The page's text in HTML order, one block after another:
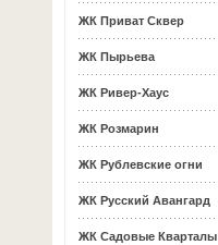
ЖК Приват Сквер
ЖК Пырьева
ЖК Ривер-Хаус
ЖК Розмарин
ЖК Рублевские огни
ЖК Русский Авангард
ЖК Садовые Кварталы